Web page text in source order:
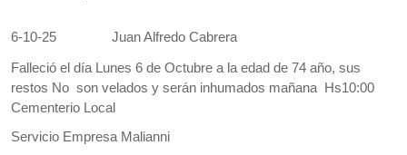
6-10-25 Juan Alfredo Cabrera
Falleció el día Lunes 6 de Octubre a la edad de 74 año, sus
restos No son velados y serán inhumados mañana Hs10:00
Cementerio Local
Servicio Empresa Malianni